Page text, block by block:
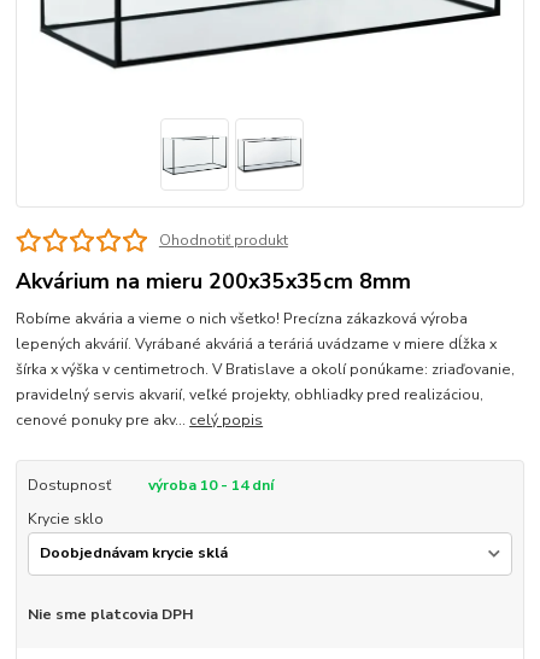
Ohodnotiť produkt
Akvárium na mieru 200x35x35cm 8mm
Robíme akvária a vieme o nich všetko! Precízna zákazková výroba
lepených akvárií. Vyrábané akváriá a teráriá uvádzame v miere dĺžka x
šírka x výška v centimetroch. V Bratislave a okolí ponúkame: zriaďovanie,
pravidelný servis akvarií, veľké projekty, obhliadky pred realizáciou,
cenové ponuky pre akv... celý popis
Dostupnosť
výroba 10 - 14 dní
Krycie sklo
Nie sme platcovia DPH